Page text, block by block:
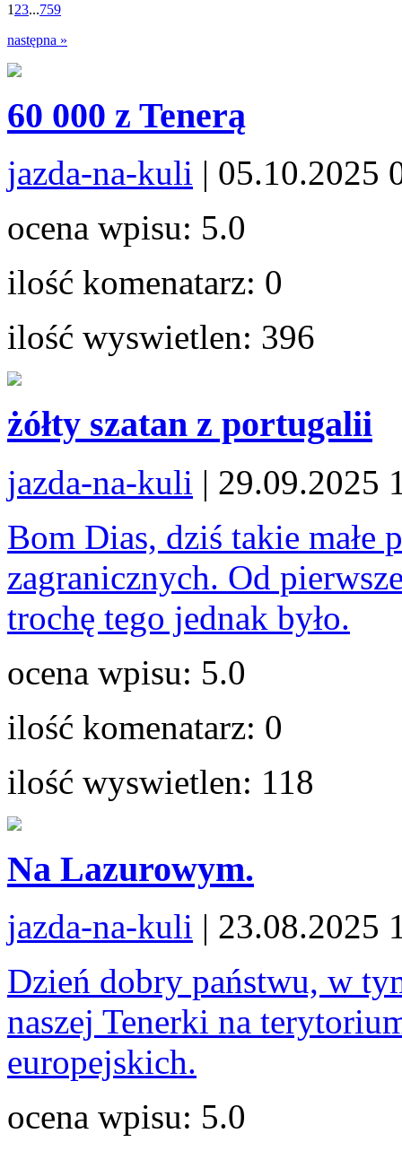
1 23...759
następna »
60 000 z Tenerą
jazda-na-kuli | 05.10.2025
ocena wpisu: 5.0
ilość komenatarz: 0
ilość wyswietlen: 396
żółty szatan z portugalii
jazda-na-kuli | 29.09.2025
Bom Dias, dziś takie małe
zagranicznych. Od
trochę tego jednak było.
ocena wpisu: 5.0
ilość komenatarz: 0
ilość wyswietlen: 118
Na Lazurowym.
jazda-na-kuli | 23.08.2025
Dzień dobry państwu, w
naszej Tenerki na
europejskich.
ocena wpisu: 5.0